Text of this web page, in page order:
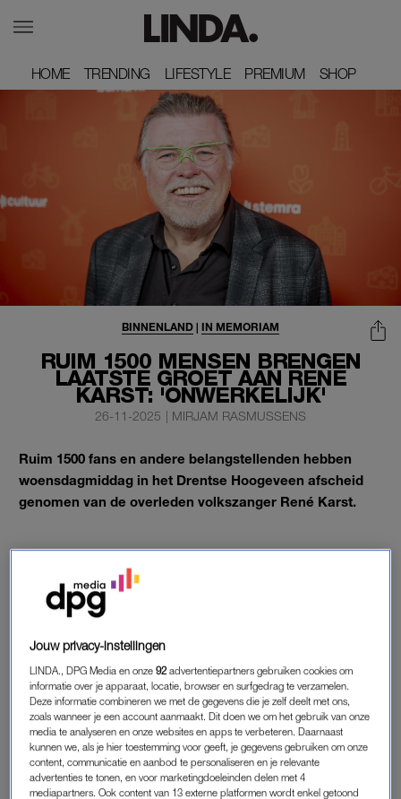
HOME
HOME TRENDING
TRENDING LIFESTYLE
LIFESTYLE PREMIUM
PREMIUM SHOP
SHOP
RUIM 1500 MENSEN BRENGEN
LAATSTE GROET AAN RENÉ
KARST: 'ONWERKELIJK'
BINNENLAND | IN MEMORIAM
26-11-2025 | MIRJAM RASMUSSENS
Ruim 1500 fans en andere belangstellenden hebben
woensdagmiddag in het Drentse Hoogeveen afscheid
genomen van de overleden volkszanger René Karst.
Dat laat Pieter-Bas Rebers, directeur van Theater De Tamboer,
weten aan het
ANP
AFSCHEID RENÉ KARST
publiek afscheid kon nemen. Rebers laat weten onder de
indruk te zijn van de hoge opkomst. Voor het podium, waar de
kist van de zanger staat, is een groot eerbetoon ontstaan met
honderden bloemen en kaartjes van bezoekers. De vrouw en
kinderenvan de zanger zijn “achter de schermen” aanwezig in
Theater De Tamboer. “We hebben het huis opengesteld voor
Jouw privacy-instellingen
LINDA., DPG Media en onze92 advertentiepartners gebruiken cookies om
informatie over je apparaat, locatie, browser en surfgedrag te verzamelen.
Deze informatie combineren we met de gegevens die je zelf deelt met ons,
zoals wanneer je een account aanmaakt. Dit doen we om het gebruik van onze
media te analyseren en onze websites en apps te verbeteren. Daarnaast
kunnen we, als je hier toestemming voor geeft, je gegevens gebruiken om onze
content, communicatie en aanbod te personaliseren en je relevante
advertenties te tonen, en voor marketingdoeleinden delen met 4
mediapartners. Ook content van 13 externe platformen wordt enkel getoond